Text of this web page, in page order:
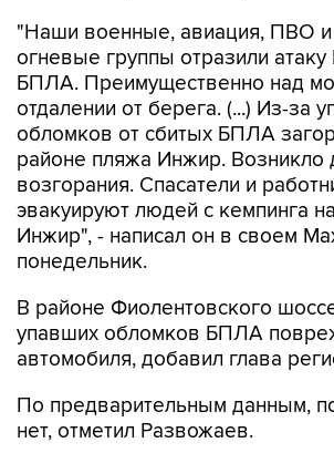
"Наши военные, авиация, ПВО
огневые группы отразили
БПЛА. Преимущественно над
отдалении от берега. (...) Из-за
обломков от сбитых БПЛА
районе пляжа Инжир. Возникло
возгорания. Спасатели и
эвакуируют людей с кемпинга
Инжир", - написал он в своем
понедельник.
В районе Фиолентовского
упавших обломков БПЛА
автомобиля, добавил глава
По предварительным данным,
нет, отметил Развожаев.